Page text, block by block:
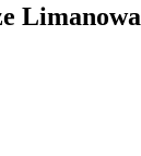
Limanowa